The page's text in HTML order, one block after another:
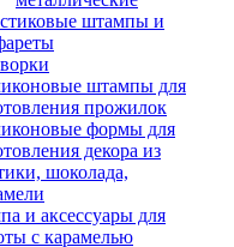
штампы и
штампы для
прожилок
формы для
декора из
шоколада,
и аксессуары для
с карамелью